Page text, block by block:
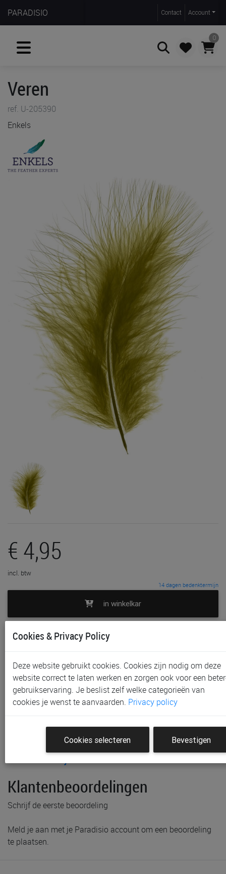
PARADISIO Contact Account
0
Veren
ref. U-205390
Enkels
€ 4,95
incl. btw
14 dagen bedenktermijn
in winkelkar
Gratis (en direct) af te halen in onzewinkelte Aalst en
Waregem
Niet meer verkrijgbaar in onzewinkelte Gent en Sint-
Niklaas
Productinformatie & specificaties
Klantenbeoordelingen
Schrijf de eerste beoordeling
Meld je aan met je Paradisio account om een beoordeling
te plaatsen.
Cookies & Privacy Policy
Deze website gebruikt cookies. Cookies zijn nodig om deze
website correct te laten werken en zorgen ook voor een
gebruikservaring. Je beslist zelf welke categorieën van
cookies je wenst te aanvaarden. Privacy policy
Cookies selecteren Bevestigen